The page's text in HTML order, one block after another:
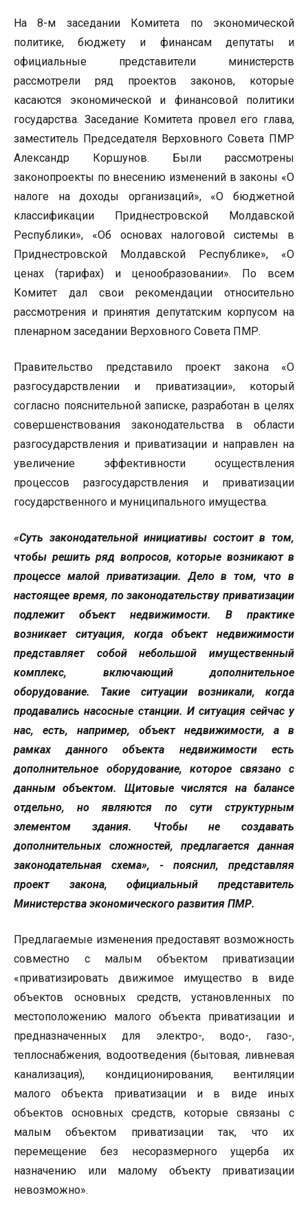
На 8-м заседании Комитета по экономической
политике, бюджету и финансам депутаты и
официальные представители министерств
рассмотрели ряд проектов законов, которые
касаются экономической и финансовой политики
государства. Заседание Комитета провел его глава,
заместитель Председателя Верховного Совета ПМР
Александр Коршунов. Были рассмотрены
законопроекты по внесению изменений в законы «О
налоге на доходы организаций», «О бюджетной
классификации Приднестровской Молдавской
Республики», «Об основах налоговой системы в
Приднестровской Молдавской Республике», «О
ценах (тарифах) и ценообразовании». По всем
Комитет дал свои рекомендации относительно
рассмотрения и принятия депутатским корпусом на
пленарном заседании Верховного Совета ПМР.
Правительство представило проект закона «О
разгосударствлении и приватизации», который
согласно пояснительной записке, разработан в целях
совершенствования законодательства в области
разгосударствления и приватизации и направлен на
увеличение эффективности осуществления
процессов разгосударствления и приватизации
государственного и муниципального имущества.
«Суть законодательной инициативы состоит в том,
чтобы решить ряд вопросов, которые возникают в
процессе малой приватизации. Дело в том, что в
настоящее время, по законодательству приватизации
подлежит объект недвижимости. В практике
возникает ситуация, когда объект недвижимости
представляет собой небольшой имущественный
комплекс, включающий дополнительное
оборудование. Такие ситуации возникали, когда
продавались насосные станции. И ситуация сейчас у
нас, есть, например, объект недвижимости, а в
рамках данного объекта недвижимости есть
дополнительное оборудование, которое связано с
данным объектом. Щитовые числятся на балансе
отдельно, но являются по сути структурным
элементом здания. Чтобы не создавать
дополнительных сложностей, предлагается данная
законодательная схема», - пояснил, представляя
проект закона, официальный представитель
Министерства экономического развития ПМР.
Предлагаемые изменения предоставят возможность
совместно с малым объектом приватизации
«приватизировать движимое имущество в виде
объектов основных средств, установленных по
местоположению малого объекта приватизации и
предназначенных для электро-, водо-, газо-,
теплоснабжения, водоотведения (бытовая, ливневая
канализация), кондиционирования, вентиляции
малого объекта приватизации и в виде иных
объектов основных средств, которые связаны с
малым объектом приватизации так, что их
перемещение без несоразмерного ущерба их
назначению или малому объекту приватизации
невозможно».